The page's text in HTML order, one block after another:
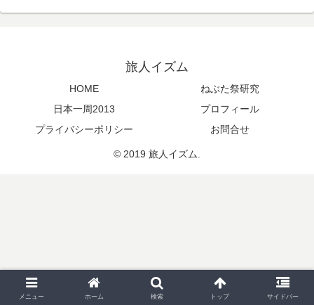
旅人イズム
HOME
ねぶた祭研究
日本一周2013
プロフィール
プライバシーポリシー
お問合せ
© 2019 旅人イズム.
メニュー ホーム 検索 トップ サイドバー